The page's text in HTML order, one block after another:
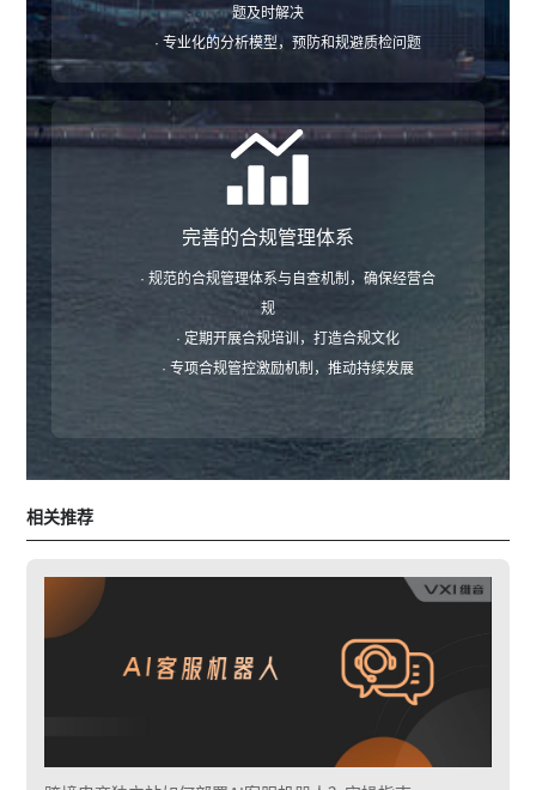
题及时解决
· 专业化的分析模型，预防和规避质检问题
完善的合规管理体系
· 规范的合规管理体系与自查机制，确保经营合
规
· 定期开展合规培训，打造合规文化
· 专项合规管控激励机制，推动持续发展
相关推荐